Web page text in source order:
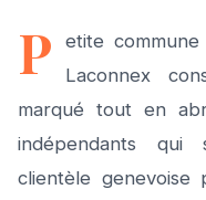
P
etite
Laconnex
marqué tout en
indépendants qui
clientèle